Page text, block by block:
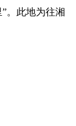
。此地为往湘